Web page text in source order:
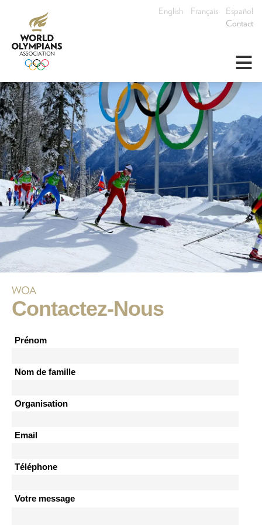
Contact
English Français Español
≡
WOA
Contactez-Nous
Prénom
Nom de famille
Organisation
Email
Téléphone
Votre message